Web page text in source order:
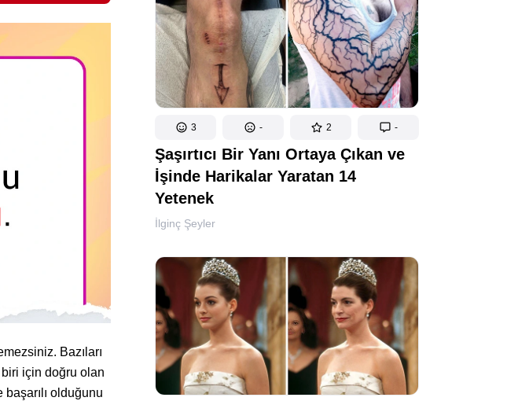
3 - 2 -
Şaşırtıcı Bir Yanı Ortaya Çıkan ve
İşinde Harikalar Yaratan 14
Yetenek
İlginç Şeyler
Bazıları
biri için doğru olan
olduğunu